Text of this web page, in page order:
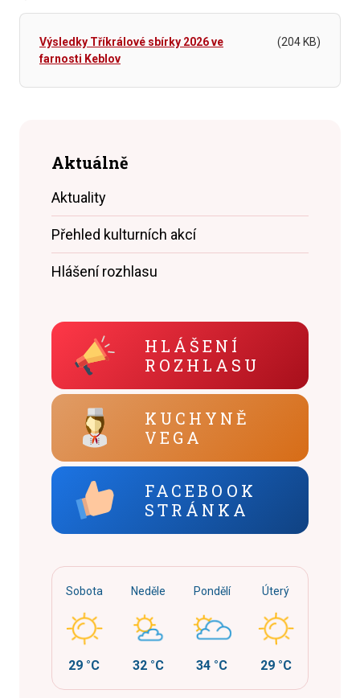
Výsledky Tříkrálové sbírky 2026 ve
farnosti Keblov
(204 KB)
Aktuálně
Aktuality
Přehled kulturních akcí
Hlášení rozhlasu
HLÁŠENÍ
ROZHLASU
KUCHYNĚ
VEGA
FACEBOOK
STRÁNKA
Sobota
29 °C
Neděle
32 °C
Pondělí
34 °C
Úterý
29 °C